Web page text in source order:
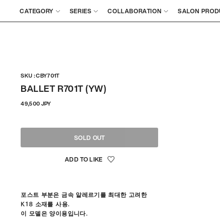
CATEGORY SERIES COLLABORATION SALON
SKU : CBY701T
BALLET R701T (YW)
49,500 JPY정
격
SOLD OUT
포스트 부분은 금속 알레르기를 최대한 고려한
K18 소재를 사용.
이 모델은 양이용입니다.